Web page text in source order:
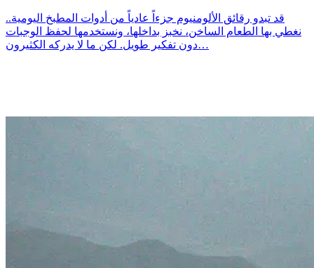
قد تبدو رقائق الألومنيوم جزءاً عادياً من أدوات المطبخ اليومية..
نغطي بها الطعام الساخن، نخبز بداخلها، ونستخدمها لحفظ الوجبات
دون تفكير طويل. لكن ما لا يدركه الكثيرون…